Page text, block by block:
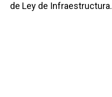
de Ley de Infraestructura.